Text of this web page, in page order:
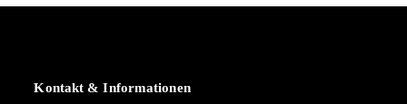
Kontakt & Informationen